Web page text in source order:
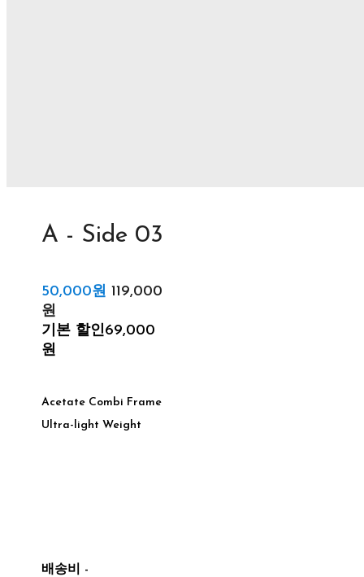
A - Side 03
50,000원119,000
원
기본 할인69,000
원
Acetate Combi Frame
Ultra-light Weight
배송비 -